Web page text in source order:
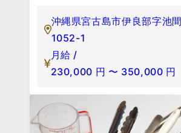
沖縄県宮古島市伊良部字池
1052-1
月給 /
230,000 円 〜 350,000 円